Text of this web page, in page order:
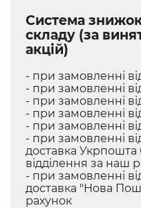
Система
складу (за
акцій)
- при замовленні
- при замовленні
- при замовленні
- при замовленні
- при замовленні
- при замовленні
доставка Укрпошта
відділення за наш
- при замовленні
доставка "Нова
рахунок